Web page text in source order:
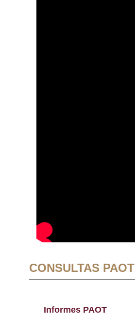
CONSULTAS PAOT
Informes PAOT